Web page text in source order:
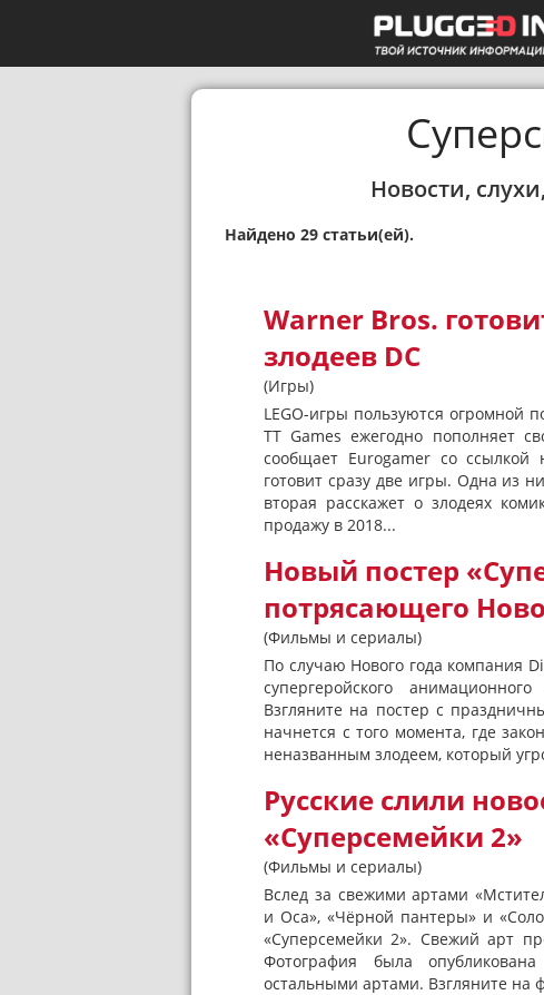
Новости,
Найдено 29 статьи(ей).
Warner Bros.
злодеев DC
(Игры)
LEGO-игры пользуются огромной
TT Games ежегодно пополняет
сообщает Eurogamer со
готовит сразу две игры. Одна из
вторая расскажет о злодеях
продажу в 2018...
Новый постер
потрясающего
(Фильмы и сериалы)
По случаю Нового года компания
супергеройского
Взгляните на постер с
начнется с того момента, где
неназванным злодеем, который
Русские слили
«Суперсемейки 2»
(Фильмы и сериалы)
Вслед за свежими артами
и Оса», «Чёрной пантеры» и
«Суперсемейки 2». Свежий арт
Фотография была
остальными артами. Взгляните на